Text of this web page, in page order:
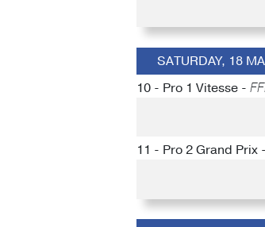
SATURDAY, 18
10 - Pro 1 Vitesse -
11 - Pro 2 Grand Prix -